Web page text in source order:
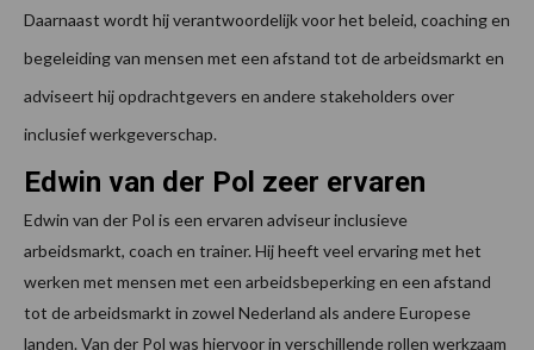
Daarnaast wordt hij verantwoordelijk voor het beleid, coaching en
begeleiding van mensen met een afstand tot de arbeidsmarkt en
adviseert hij opdrachtgevers en andere stakeholders over
inclusief werkgeverschap.
Edwin van der Pol zeer ervaren
Edwin van der Pol is een ervaren adviseur inclusieve
arbeidsmarkt, coach en trainer. Hij heeft veel ervaring met het
werken met mensen met een arbeidsbeperking en een afstand
tot de arbeidsmarkt in zowel Nederland als andere Europese
landen. Van der Pol was hiervoor in verschillende rollen werkzaam